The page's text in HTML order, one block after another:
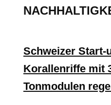
Schweizer Start-
Korallenriffe mit
Tonmodulen